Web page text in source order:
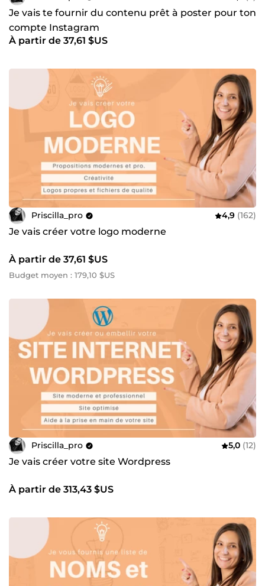
Je vais te fournir du contenu prêt à poster pour ton
compte Instagram
À partir de 37,61 $US
Priscilla_pro 4,9 (162)
Je vais créer votre logo moderne
À partir de 37,61 $US
Budget moyen : 179,10 $US
Priscilla_pro 5,0 (12)
Je vais créer votre site Wordpress
À partir de 313,43 $US